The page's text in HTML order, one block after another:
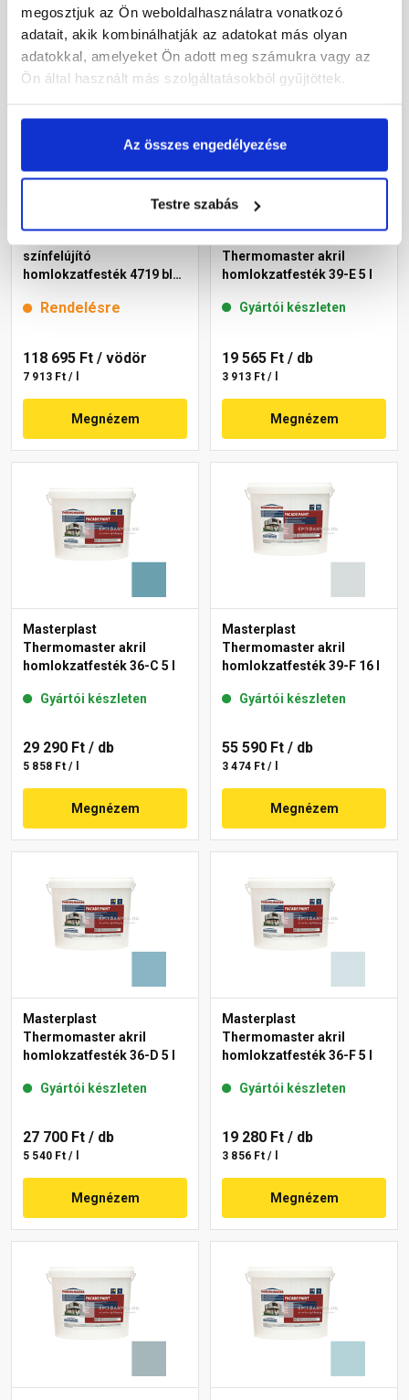
megosztjuk az Ön weboldalhasználatra vonatkozó
adatait, akik kombinálhatják az adatokat más olyan
adatokkal, amelyeket Ön adott meg számukra vagy az
Ön által használt más szolgáltatásokból gyűjtöttek.
Az összes engedélyezése
Testre szabás
Megnézem Megnézem
színfelújító
homlokzatfesték 4719 blue
Rendelésre
118 695 Ft / vödör
7 913 Ft / l
Megnézem
Thermomaster akril
homlokzatfesték 39-E 5 l
Gyártói készleten
19 565 Ft / db
3 913 Ft / l
Megnézem
Masterplast
Thermomaster akril
homlokzatfesték 36-C 5 l
Gyártói készleten
29 290 Ft / db
5 858 Ft / l
Megnézem
Masterplast
Thermomaster akril
homlokzatfesték 39-F 16 l
Gyártói készleten
55 590 Ft / db
3 474 Ft / l
Megnézem
Masterplast
Thermomaster akril
homlokzatfesték 36-D 5 l
Gyártói készleten
27 700 Ft / db
5 540 Ft / l
Megnézem
Masterplast
Thermomaster akril
homlokzatfesték 36-F 5 l
Gyártói készleten
19 280 Ft / db
3 856 Ft / l
Megnézem